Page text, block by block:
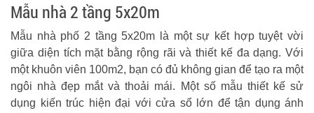
Mẫu nhà 2 tầng 5x20m
Mẫu nhà phố 2 tầng 5x20m là một sự kết hợp tuyệt vời
giữa diện tích mặt bằng rộng rãi và thiết kế đa dạng. Với
một khuôn viên 100m2, bạn có đủ không gian để tạo ra một
ngôi nhà đẹp mắt và thoải mái. Một số mẫu thiết kế sử
dụng kiến trúc hiện đại với cửa sổ lớn để tận dụng ánh